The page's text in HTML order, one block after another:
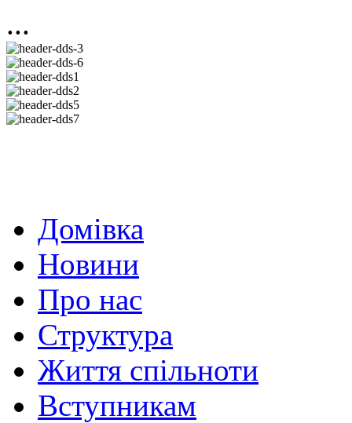
...
Домівка
Новини
Про нас
Структура
Життя спільноти
Вступникам